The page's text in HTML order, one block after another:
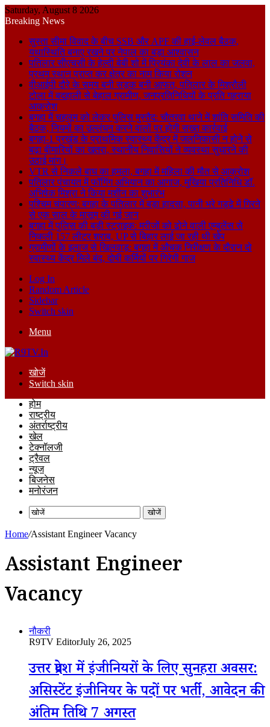
Saturday, August 8 2026
Breaking News
सुस्ता सीमा विवाद के बीच SSB और APF की हाई-लेवल बैठक,
यथास्थिति बनाए रखने पर नेपाल का बड़ा आश्वासन
पतिलार सीएचसी के हेल्दी बेबी शो में प्रियंका देवी के लाल का जलवा,
प्रथम स्थान प्राप्त कर क्षेत्र का नाम किया रोशन
वीआईपी दौरे के समय बनी सड़क बनी आफत, पतिलार के मिश्रौली
टोला में बदहाली से बेहाल ग्रामीण, जनप्रतिनिधियों के प्रति गहराया
आक्रोश
बगहा में चहलूम को लेकर पुलिस मुस्तैद: चौतरवा थाने में शांति समिति की
बैठक, नियमों का उल्लंघन करने वालों पर होगी सख्त कार्रवाई
बगहा-1 प्रखंड के प्राथमिक स्वास्थ्य केंद्र में जलनिकासी न होने से
बढ़ा बीमारियों का खतरा, स्थानीय निवासियों ने व्यवस्था सुधारने की
उठाई मांग।
VTR से निकले बाघ का हमला, बगहा में महिला की मौत से आक्रोश
पतिलार पंचायत में फॉगिंग अभियान का आगाज, मुखिया प्रतिनिधि डॉ.
अभिषेक मिश्रा ने किया मशीन का शुभारंभ
पश्चिम चंपारण: बगहा के पतिलार में बड़ा हादसा, पानी भरे गड्ढे में गिरने
से एक साल के मासूम की गई जान
बगहा में पुलिस की बड़ी स्ट्राइक: मरीजों को ढोने वाली एम्बुलेंस से
निकली 157 लीटर शराब, UP से बिहार लाई जा रही थी खेप
ग्रामीणों के इलाज से खिलवाड़: बगहा में औचक निरीक्षण के दौरान दो
स्वास्थ्य केंद्र मिले बंद, दोषी कर्मियों पर गिरेगी गाज
Log In
Random Article
Sidebar
Switch skin
Menu
खोजें
Switch skin
होम
राष्ट्रीय
अंतर्राष्ट्रीय
खेल
टेक्नॉलजी
ट्रैवल
न्यूज
बिजनेस
मनोरंजन
खोजें
Home/Assistant Engineer Vacancy
Assistant Engineer
Vacancy
नौकरी
R9TV EditorJuly 26, 2025
उत्तर प्रदेश में इंजीनियरों के लिए सुनहरा अवसर:
असिस्टेंट इंजीनियर के पदों पर भर्ती, आवेदन की
अंतिम तिथि 7 अगस्त